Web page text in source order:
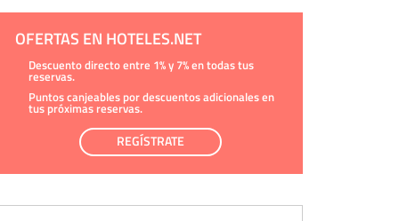
OFERTAS EN HOTELES.NET
Descuento directo entre 1% y 7% en todas tus
reservas.
Puntos canjeables por descuentos adicionales en
tus próximas reservas.
REGÍSTRATE